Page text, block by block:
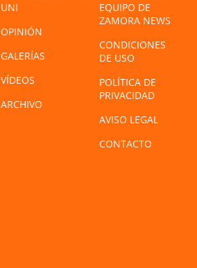
UNI
OPINIÓN
GALERÍAS
VÍDEOS
ARCHIVO
EQUIPO DE
ZAMORA NEWS
CONDICIONES
DE USO
POLÍTICA DE
PRIVACIDAD
AVISO LEGAL
CONTACTO